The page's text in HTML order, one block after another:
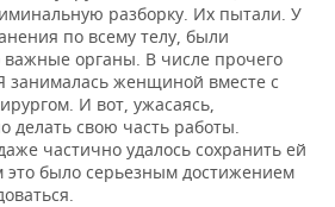
разборку. Их пытали. У
по всему телу, были
органы. В числе прочего
занималась женщиной вместе с
И вот, ужасаясь,
делать свою часть работы.
частично удалось сохранить ей
это было серьезным достижением